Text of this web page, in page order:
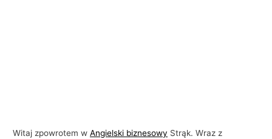
Witaj zpowrotem wAngielski biznesowy Strąk. Wraz z